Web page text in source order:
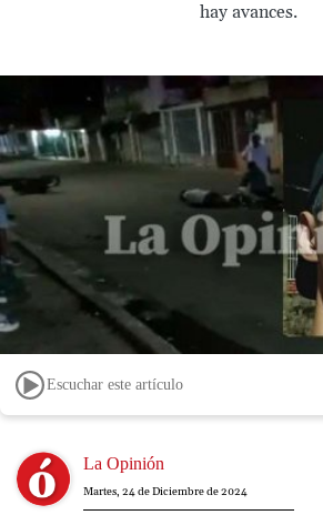
hay avances.
Escuchar este artículo
Image La Opinión
Martes, 24 de Diciembre de 2024